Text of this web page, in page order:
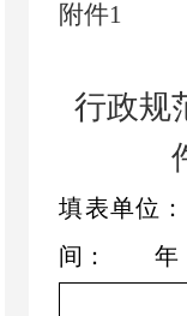
附件1
行政规
填表单位：
间：
年